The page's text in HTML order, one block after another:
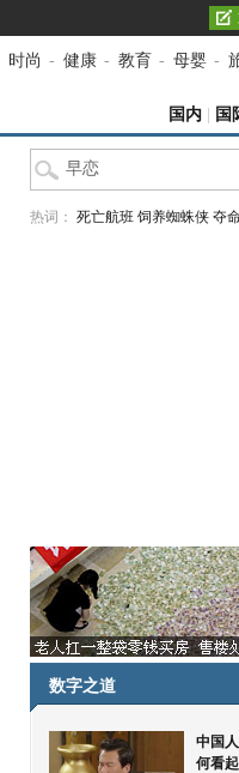
时尚 - 健康 - 教育 - 母婴 -
国内 国
热词： 死亡航班 饲养蜘蛛侠 夺
数字之道
中国
何看